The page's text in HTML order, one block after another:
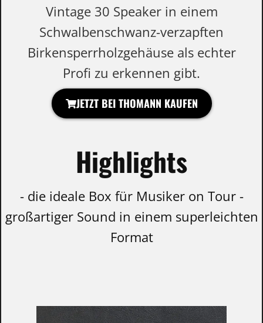
Vintage 30 Speaker in einem
Schwalbenschwanz-verzapften
Birkensperrholzgehäuse als echter
Profi zu erkennen gibt.
JETZT BEI THOMANN KAUFEN
Highlights
- die ideale Box für Musiker on Tour -
großartiger Sound in einem superleichten
Format